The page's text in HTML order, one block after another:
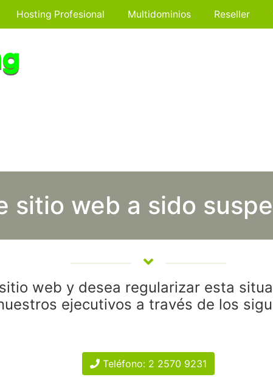
Hosting Profesional Multidominios Reseller
sitio web a sido
web y desea regularizar esta
ejecutivos a través de los
Teléfono: 2 2570 9231